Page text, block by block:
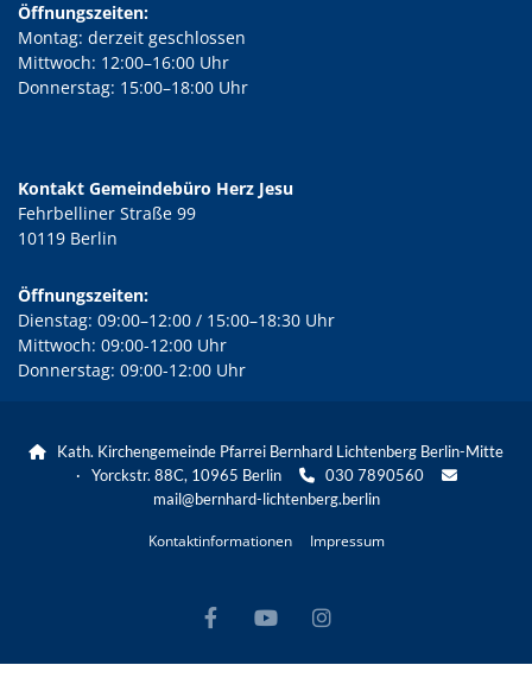
Öffnungszeiten:
Montag: derzeit geschlossen
Mittwoch: 12:00–16:00 Uhr
Donnerstag: 15:00–18:00 Uhr
Kontakt Gemeindebüro Herz Jesu
Fehrbelliner Straße 99
10119 Berlin
Öffnungszeiten:
Dienstag: 09:00–12:00 / 15:00–18:30 Uhr
Mittwoch: 09:00-12:00 Uhr
Donnerstag: 09:00-12:00 Uhr

Kath. Kirchengemeinde Pfarrei Bernhard Lichtenberg Berlin-Mitte
· Yorckstr. 88C, 10965 Berlin
030 7890560 
mail@bernhard-lichtenberg.berlin
Kontaktinformationen Impressum